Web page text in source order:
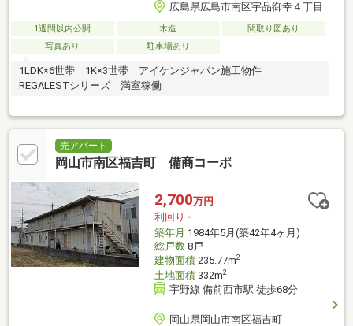
広島県広島市南区宇品御幸４丁目
1週間以内公開 木造
間取り図あり
写真あり
駐車場あり
1LDK×6世帯 1K×3世帯 アイケンジャパン施工物件
REGALESTシリーズ 満室稼働
売アパート
岡山市南区福吉町 備商コーポ
2,700万円
利回り -
築年月 1984年5月(築42年4ヶ月)
総戸数8戸
建物面積235.77m2
土地面積332m2
宇野線 備前西市駅 徒歩68分
岡山県岡山市南区福吉町